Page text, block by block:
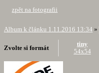
zpět na fotografii
Album k článku 1.11.2016 13:34 »
Zvolte si formát
tiny
54x54